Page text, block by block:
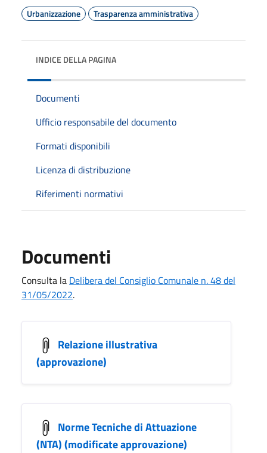
Urbanizzazione Trasparenza amministrativa
INDICE DELLA PAGINA
Documenti
Ufficio responsabile del documento
Formati disponibili
Licenza di distribuzione
Riferimenti normativi
Documenti
Consulta la Delibera del Consiglio Comunale n. 48 del
31/05/2022.
Relazione illustrativa
(approvazione)
Norme Tecniche di Attuazione
(NTA) (modificate approvazione)